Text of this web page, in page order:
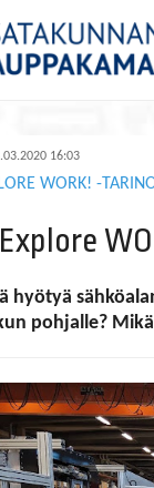
16:03
WORK! -
hyötyä
pohjalle?